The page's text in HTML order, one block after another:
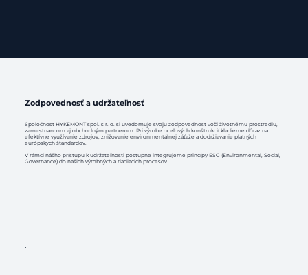
Zodpovednosť a udržateľnosť
Spoločnosť HYKEMONT spol. s r. o. si uvedomuje svoju zodpovednosť voči životnému prostrediu,
zamestnancom aj obchodným partnerom. Pri výrobe oceľových konštrukcií kladieme dôraz na
efektívne využívanie zdrojov, znižovanie environmentálnej záťaže a dodržiavanie platných
európskych štandardov.
V rámci nášho prístupu k udržateľnosti postupne integrujeme princípy ESG (Environmental, Social,
Governance) do našich výrobných a riadiacich procesov.